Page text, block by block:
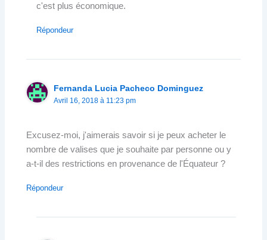
c'est plus économique.
Répondeur
Fernanda Lucia Pacheco Dominguez
Avril 16, 2018 à 11:23 pm
Excusez-moi, j'aimerais savoir si je peux acheter le
nombre de valises que je souhaite par personne ou y
a-t-il des restrictions en provenance de l'Équateur ?
Répondeur